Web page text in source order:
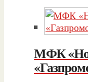
МФК